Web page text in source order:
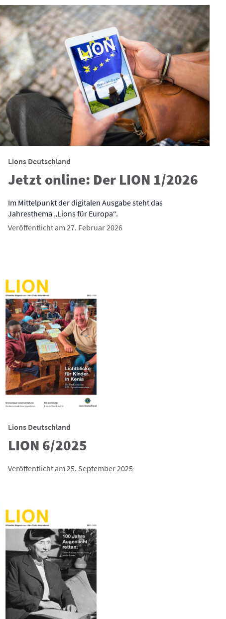
Lions Deutschland
Jetzt online: Der LION 1/2026
Im Mittelpunkt der digitalen Ausgabe steht das
Jahresthema „Lions für Europa“.
Veröffentlicht am 27. Februar 2026
Lions Deutschland
LION 6/2025
Veröffentlicht am 25. September 2025